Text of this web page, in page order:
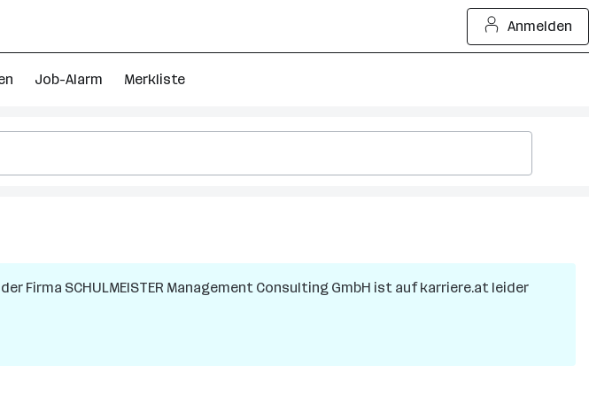
Anmelden
Job-Alarm Merkliste
Firma SCHULMEISTER Management Consulting GmbH ist auf karriere.at leider